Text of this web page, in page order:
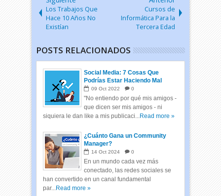
Los Trabajos Que
Hace 10 Años No
Existían
Cursos de
Informática Para la
Tercera Edad
POSTS RELACIONADOS
Social Media: 7 Cosas Que
Podrías Estar Haciendo Mal
09 Oct 2022 0
"No entiendo por qué mis amigos -
que dicen ser mis amigos - ni
siquiera le dan like a mis publicaci... Read more »
¿Cuánto Gana un Community
Manager?
14 Oct 2024 0
En un mundo cada vez más
conectado, las redes sociales se
han convertido en un canal fundamental
par... Read more »